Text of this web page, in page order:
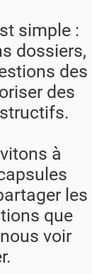
simple :
dossiers,
des
des
à
les
que
voir